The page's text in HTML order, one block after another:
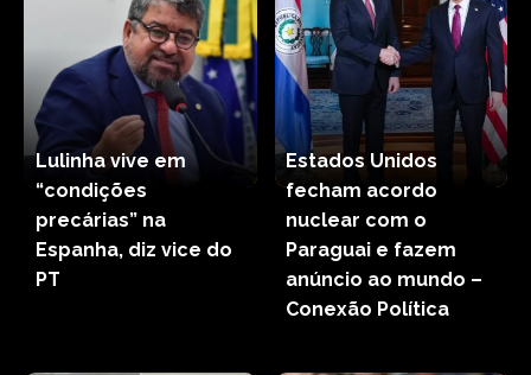
Lulinha vive em
“condições
precárias” na
Espanha, diz vice do
PT
Estados Unidos
fecham acordo
nuclear com o
Paraguai e fazem
anúncio ao mundo –
Conexão Política